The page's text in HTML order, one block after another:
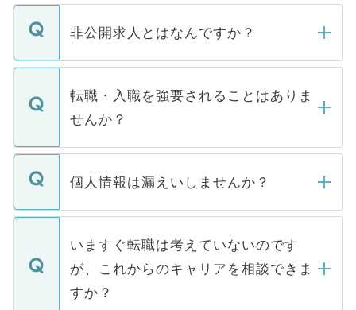
ご登録いただきましたら、弊社担当者がご
登録内容を確認し、その後メールもしくは
ます。通常、5営業日以内にはご連絡をせて
いただきますので、しばらくお待ちくださ
非公開求人とはなんですか？
マイナビDOCTORで取り扱っている求人の
うち約3割は、Webサイトからご覧いただ
けない「非公開求人」です。非公開求人は
下記の理由によって、一般には公開してい
ません。
■応募殺到を避けるため 人気のある医療機
関を公にしてしまうと、応募が殺到する場
に、医療機関が求める条件に合った人材の
みを人材紹介会社に依頼するケースが増え
ています。
転職・入職を強要されることはありま
せんか？
転職・入職を強要することは一切ありませ
ん。また、仮に応募先から内定をいただい
定を承諾する必要はありません。内定先へ
の辞退の連絡はキャリアパートナーが行い
個人情報は漏えいしませんか？
個人情報が漏えいすることはありませんの
で、ご安心ください。当サイトからの登録
などで収集したご登録者様の個人情報は、
ご本人のキャリアアップおよび転職活動の
支援を目的に使用いたします。お預かりし
いますぐ転職は考えていないのです
が、これからのキャリアを相談できま
すか？